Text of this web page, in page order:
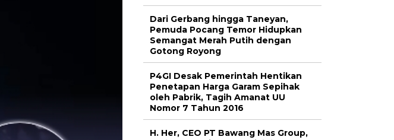
Dari Gerbang hingga Taneyan,
Pemuda Pocang Temor Hidupkan
Semangat Merah Putih dengan
Gotong Royong
P4GI Desak Pemerintah Hentikan
Penetapan Harga Garam Sepihak
oleh Pabrik, Tagih Amanat UU
Nomor 7 Tahun 2016
H. Her, CEO PT Bawang Mas Group,